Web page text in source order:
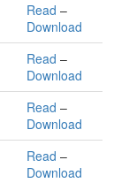
Read –
Download
Read –
Download
Read –
Download
Read –
Download